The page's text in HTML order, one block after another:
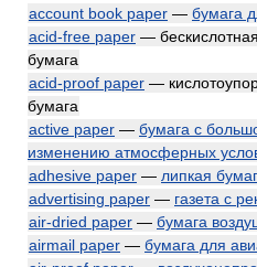
account book paper — бумага
acid-free paper —
бумага
acid-proof paper —
бумага
active paper — бумага с
изменению атмосферных
adhesive paper — липкая
advertising paper — газета с
air-dried paper — бумага
airmail paper — бумага для